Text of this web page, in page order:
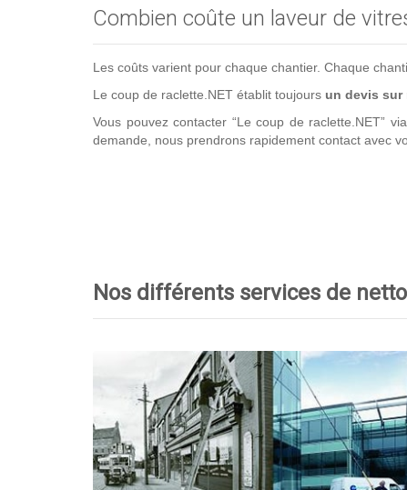
Combien coûte un laveur de
Les coûts varient pour chaque chantier. Chaque
Le coup de raclette.NET établit toujours un devis sur
Vous pouvez contacter “Le coup de raclette.NET” via
demande, nous prendrons rapidement contact avec
Nos différents services de